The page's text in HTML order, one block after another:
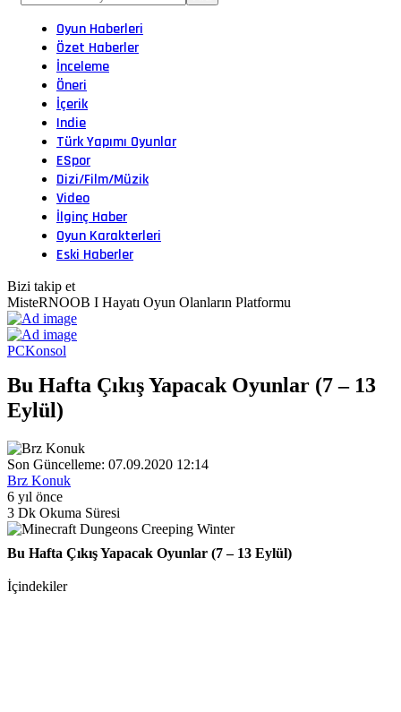
Oyun Haberleri
Özet Haberler
İnceleme
Öneri
İçerik
Indie
Türk Yapımı Oyunlar
ESpor
Dizi/Film/Müzik
Video
İlginç Haber
Oyun Karakterleri
Eski Haberler
Bizi takip et
MisteRNOOB I Hayatı Oyun Olanların Platformu
PCKonsol
Bu Hafta Çıkış Yapacak Oyunlar (7 – 13
Eylül)
Son Güncelleme: 07.09.2020 12:14
Brz Konuk
6 yıl önce
3 Dk Okuma Süresi
Bu Hafta Çıkış Yapacak Oyunlar (7 – 13 Eylül)
İçindekiler